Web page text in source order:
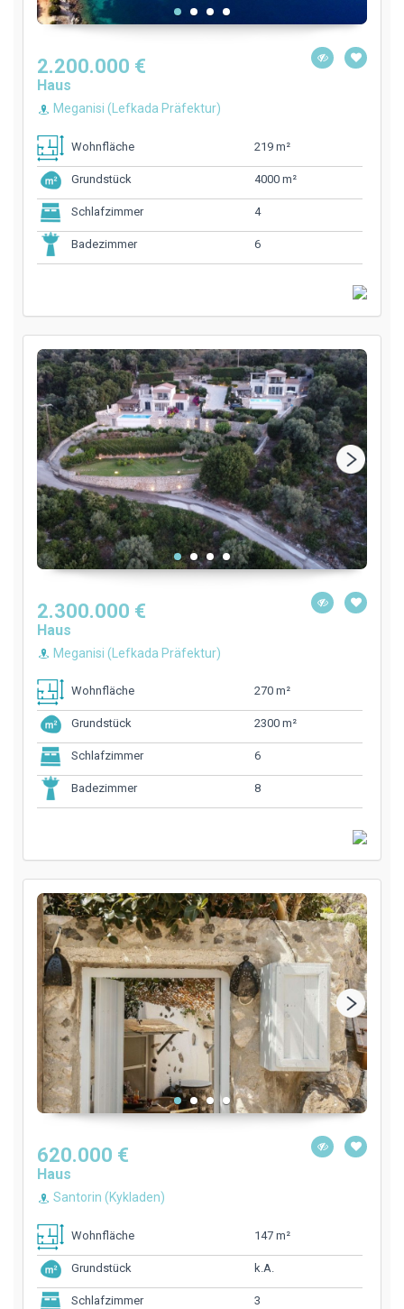
2.200.000 €
Haus
Meganisi (Lefkada Präfektur)
Wohnfläche 219 m²
Grundstück 4000 m²
Schlafzimmer 4
Badezimmer 6
2.300.000 €
Haus
Meganisi (Lefkada Präfektur)
Wohnfläche 270 m²
Grundstück 2300 m²
Schlafzimmer 6
Badezimmer 8
620.000 €
Haus
Santorin (Kykladen)
Wohnfläche 147 m²
Grundstück k.A.
Schlafzimmer 3